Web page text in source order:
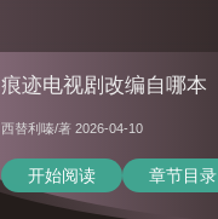
痕迹电视剧改编自哪本
西替利嗪/著 2026-04-10
开始阅读 章节目录